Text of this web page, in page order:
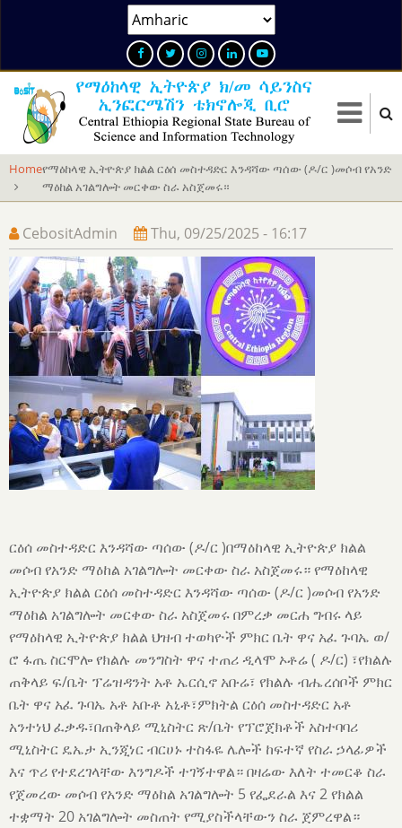
content
Select
your
language
Homeየማዕከላዊ ኢትዮጵያ ክልል ርዕሰ መስተዳድር እንዳሻው ጣሰው (ዶ/ር )መሶብ የአንድ
ማዕከል አገልግሎት መርቀው ስራ አስጀመሩ።
CebositAdmin Thu, 09/25/2025 - 16:17
ርዕሰ መስተዳድር እንዳሻው ጣሰው (ዶ/ር )በማዕከላዊ ኢትዮጵያ ክልል
መሶብ የአንድ ማዕከል አገልግሎት መርቀው ስራ አስጀመሩ። የማዕከላዊ
ኢትዮጵያ ክልል ርዕሰ መስተዳድር እንዳሻው ጣሰው (ዶ/ር )መሶብ የአንድ
ማዕከል አገልግሎት መርቀው ስራ አስጀመሩ በምረቃ መርሐ ግብሩ ላይ
የማዕከላዊ ኢትዮጵያ ክልል ህዝብ ተወካዮች ምክር ቤት ዋና አፈ ጉባኤ ወ/
ሮ ፋጤ ስርሞሎ የክልሉ መንግስት ዋና ተጠሪ ዲላሞ ኦቶሬ ( ዶ/ር) ፣የክልሉ
ጠቅላይ ፍ/ቤት ፕሬዝዳንት አቶ ኤርሲኖ አቡሬ፣ የክልሉ ብሔረሰቦች ምክር
ቤት ዋና አፈ ጉባኤ አቶ አቡቶ አኒቶ፣ምክትል ርዕሰ መስተዳድር አቶ
አንተነህ ፈቃዱ፣በጠቅላይ ሚኒስትር ጽ/ቤት የፕሮጀክቶች አስተባባሪ
ሚኒስትር ዴኤታ ኢንጂነር ብርሀኑ ተስፋዬ ሌሎች ከፍተኛ የስራ ኃላፊዎች
እና ጥሪ የተደረገላቸው እንግዶች ተገኝተዋል። በዛሬው እለት ተመርቆ ስራ
የጀመረው መሶብ የአንድ ማዕከል አገልግሎት 5 የፌደራል እና 2 የክልል
ተቋማት 20 አገልግሎት መስጠት የሚያስችላቸውን ስራ ጀምረዋል።